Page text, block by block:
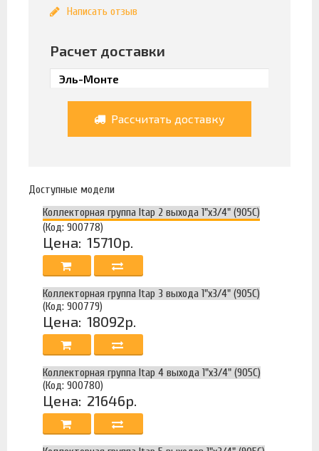
Написать отзыв
Расчет доставки
Рассчитать доставку
Доступные модели
Коллекторная группа Itap 2 выхода 1"х3/4" (905C)
(Код: 900778)
Цена: 15710р.
Коллекторная группа Itap 3 выхода 1"х3/4" (905C)
(Код: 900779)
Цена: 18092р.
Коллекторная группа Itap 4 выхода 1"х3/4" (905C)
(Код: 900780)
Цена: 21646р.